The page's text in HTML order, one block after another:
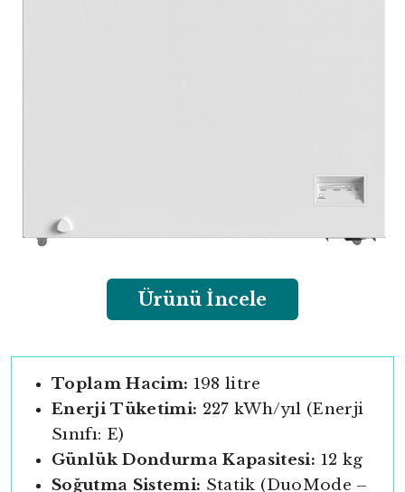
Ürünü İncele
Toplam Hacim: 198 litre
Enerji Tüketimi: 227 kWh/yıl (Enerji
Sınıfı: E)
Günlük Dondurma Kapasitesi: 12 kg
Soğutma Sistemi: Statik (DuoMode –